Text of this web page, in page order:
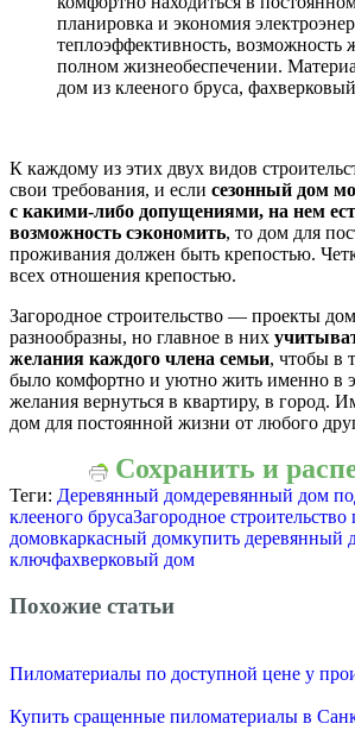
планировка и экономия
теплоэффективность, возможность
полном жизнеобеспечении.
дом из клееного бруса,
К каждому из этих двух видов
свои требования, и если сезонный дом
с какими-либо допущениями, на нем
возможность сэкономить, то дом для
проживания должен быть крепостью.
всех отношения крепостью.
Загородное строительство — проекты
разнообразны, но главное в них
желания каждого члена семьи, чтобы в
было комфортно и уютно жить именно в
желания вернуться в квартиру, в город.
дом для постоянной жизни от любого
Сохранить и
Теги: Деревянный домдеревянный дом
клееного брусаЗагородное
домовкаркасный домкупить деревянный
ключфахверковый дом
Похожие статьи
Пиломатериалы по доступной цене у
Купить сращенные пиломатериалы в